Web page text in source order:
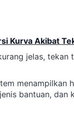
Kurva Akibat
jelas, tekan
menampilkan
bantuan, dan